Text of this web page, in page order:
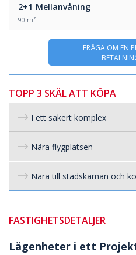
2+1 Mellanvåning
90 m²
FRÅGA OM EN
TOPP 3 SKÄL ATT KÖPA
I ett säkert komplex
Nära flygplatsen
Nära till stadskärnan och
FASTIGHETSDETALJER
Lägenheter i ett